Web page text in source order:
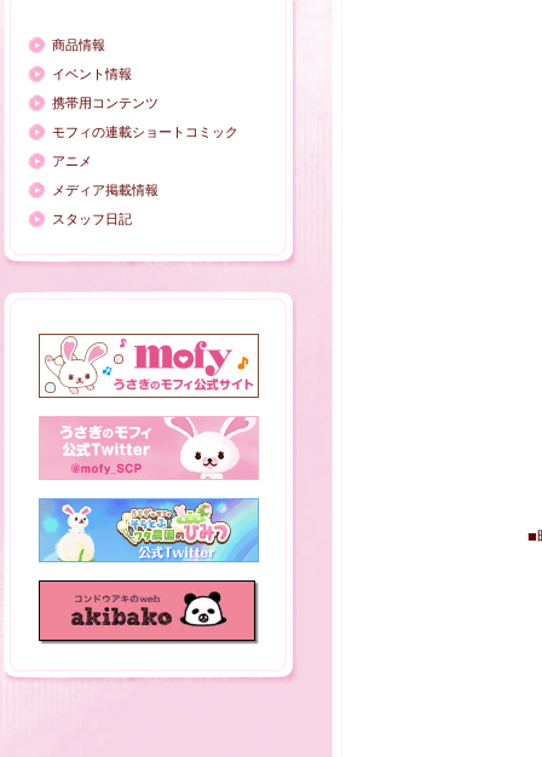
商品情報
イベント情報
携帯用コンテンツ
モフィの連載ショートコミック
アニメ
メディア掲載情報
スタッフ日記
■